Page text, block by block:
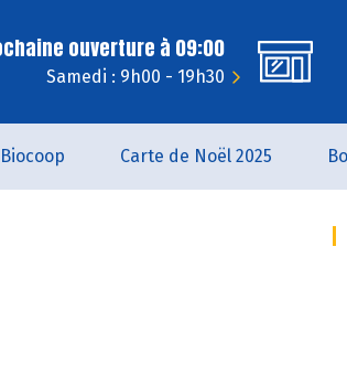
ouverture à 09:00
Samedi : 9h00 - 19h30
Biocoop Carte de Noël 2025